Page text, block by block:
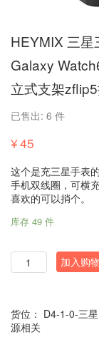
HEYMIX 三
Galaxy
立式支架
已售出: 6 件
¥45
这个是充三星手表
手机双线圈，可横
喜欢的可以捎个。
库存 49 件
数
量
加入购
货位： D4-1-0-三
源相关